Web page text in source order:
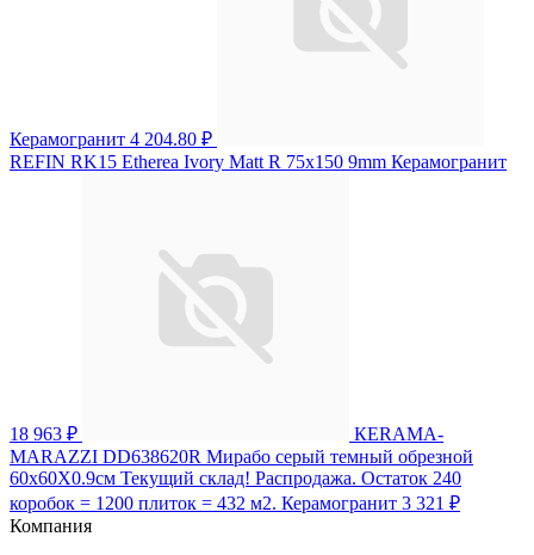
Керамогранит 4 204.80 ₽
REFIN RK15 Etherea Ivory Matt R 75x150 9mm Керамогранит
18 963 ₽
КЕRAMA-
MARAZZI DD638620R Мирабо серый темный обрезной
60х60X0.9см Текущий склад! Распродажа. Остаток 240
коробок = 1200 плиток = 432 м2. Керамогранит 3 321 ₽
Компания